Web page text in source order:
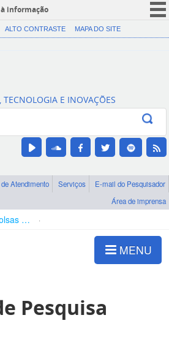
à informação
CORONAVÍRUS (COVID-19)
Canais
ALTO CONTRASTE MAPA DO SITE
E INOVAÇÕES
Atendimento Serviços
E-mail do Pesquisador
Área de imprensa
Bolsas e Auxílios Vigentes
MENU
Pesquisa